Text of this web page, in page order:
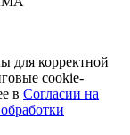
для корректной
cookie-
в Согласии на